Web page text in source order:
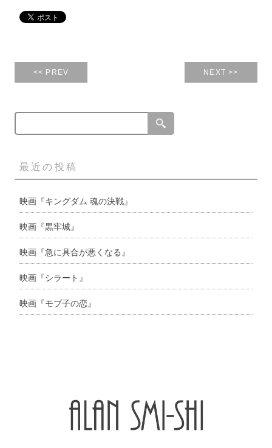
<< PREV NEXT >>
最近の投稿
映画『キングダム 魂の決戦』
映画『黒牢城』
映画『急に具合が悪くなる』
映画『シラート』
映画『モブ子の恋』